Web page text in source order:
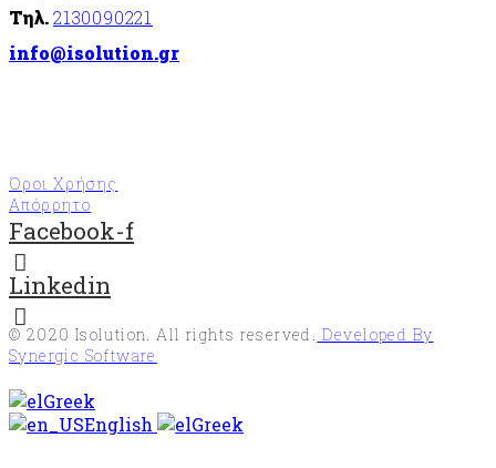
Τηλ.2130090221
info@isolution.gr
Όροι Χρήσης
Απόρρητο
Facebook-f
Linkedin
© 2020 Isolution. All rights reserved. Developed By
Synergic Software
Greek
English
Greek